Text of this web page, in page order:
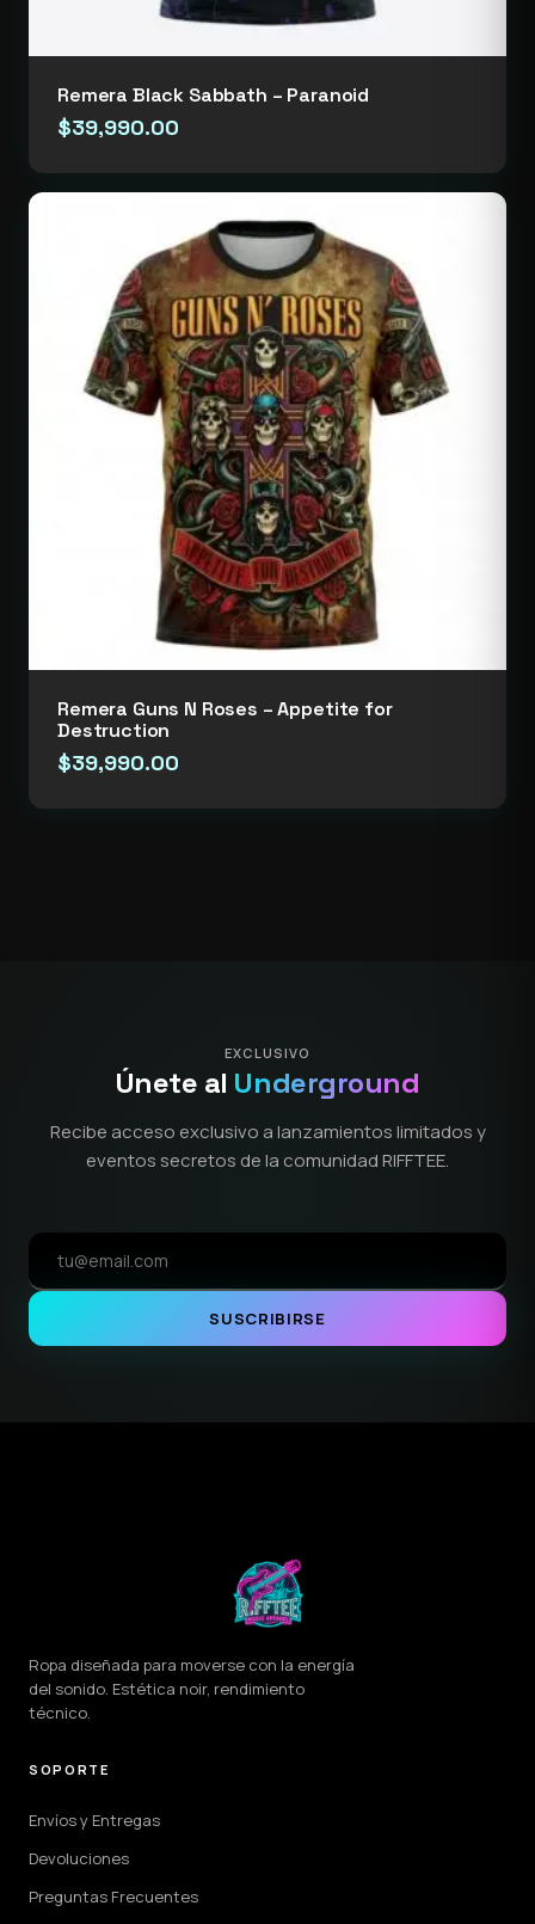
Remera Black Sabbath – Paranoid
$39,990.00
Remera Guns N Roses – Appetite for
Destruction
$39,990.00
EXCLUSIVO
Únete al Underground
Recibe acceso exclusivo a lanzamientos limitados y
eventos secretos de la comunidad RIFFTEE.
SUSCRIBIRSE
Ropa diseñada para moverse con la energía
del sonido. Estética noir, rendimiento
técnico.
SOPORTE
Envíos y Entregas
Devoluciones
Preguntas Frecuentes